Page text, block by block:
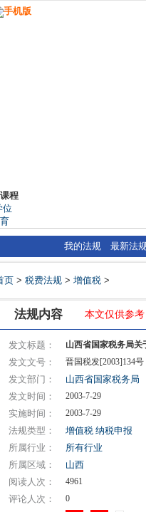
手机版
程
位
我的法规 最新法
页 > 税费法规 > 增值税 >
法规内容 本文仅供参
发文标题： 山西省国家税务局关
发文文号： 晋国税发[2003]134号
发文部门：
山西省国家税务局
发文时间：
2003-7-29
实施时间： 2003-7-29
法规类型： 增值税 纳税申报
所属行业：
所有行业
所属区域：
山西
阅读人次：
4961
评论人次： 0